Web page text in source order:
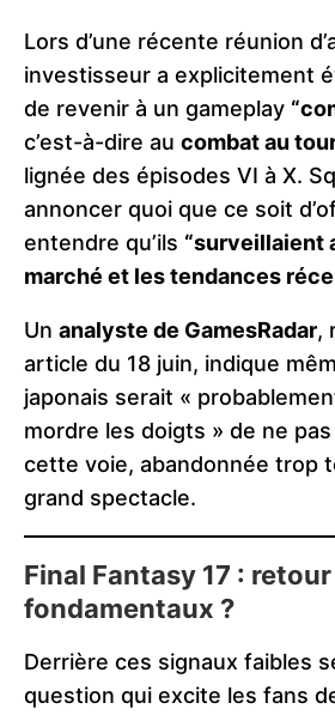
Lors d’une récente réunion
investisseur a explicitement
de revenir à un gameplay
c’est-à-dire au combat au
lignée des épisodes VI à X.
annoncer quoi que ce soit
entendre qu’ils “surveillaient
marché et les tendances
Un analyste de GamesRadar,
article du 18 juin, indique
japonais serait «
mordre les doigts » de ne
cette voie, abandonnée trop
grand spectacle.
Final Fantasy 17 :
fondamentaux ?
Derrière ces signaux faibles
question qui excite les fans